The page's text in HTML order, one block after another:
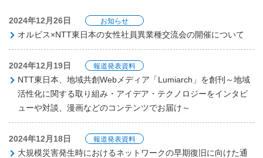
2024年12月26日 お知らせ
オルビス×NTT東日本の女性社員異業種交流会の開催について
2024年12月19日 報道発表資料
NTT東日本、地域共創Webメディア「Lumiarch」を創刊～地域
活性化に関する取り組み・アイデア・テクノロジーをインタビ
ューや対談、漫画などのコンテンツでお届け～
2024年12月18日 報道発表資料
大規模災害発生時におけるネットワークの早期復旧に向けた通